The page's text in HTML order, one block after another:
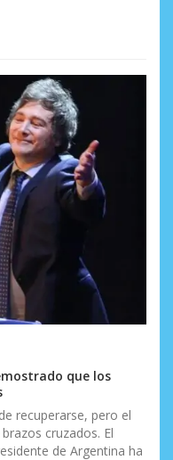
que los
recuperarse, pero el
cruzados. El
de Argentina ha